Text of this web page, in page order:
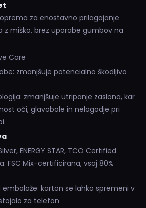
za enostavno prilagajanje
miško, brez uporabe gumbov na
Care
zmanjšuje potencialno škodljivo
zmanjšuje utripanje zaslona, kar
oči, glavobole in nelagodje pri
ENERGY STAR, TCO Certified
FSC Mix-certificirana, vsaj 80%
karton se lahko spremeni v
za telefon